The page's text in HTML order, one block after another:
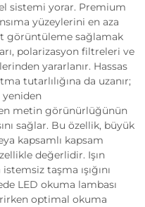
sistemi yorar. Premium
yüzeylerini en aza
görüntüleme sağlamak
polarizasyon filtreleri ve
yararlanır. Hassas
tutarlılığına da uzanır;
yeniden
metin görünürlüğünün
sağlar. Bu özellik, büyük
kapsamlı kapsam
değerlidir. Işın
taşma ışığını
LED okuma lambası
optimal okuma